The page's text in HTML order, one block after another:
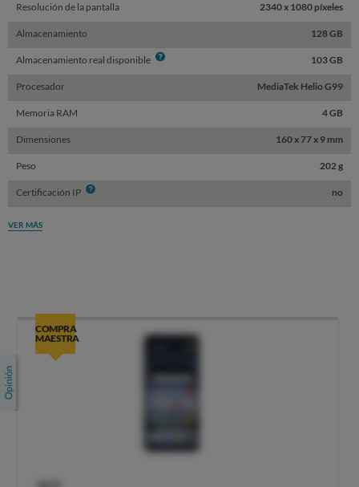
Resolución de la pantalla 2340 x 1080 píxeles
Almacenamiento 128 GB
Almacenamiento real disponible Info 103 GB
Procesador MediaTek Helio G99
Memoria RAM 4 GB
Dimensiones 160 x 77 x 9 mm
Peso 202 g
Certificación IP Info no
VER MÁS
COMPRA
MAESTRA